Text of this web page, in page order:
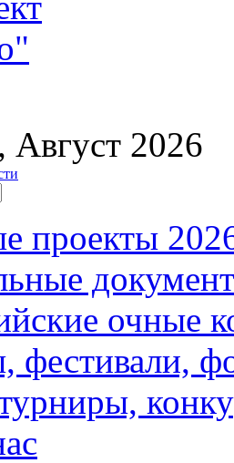
Август 2026
проекты
очные
фестивали,